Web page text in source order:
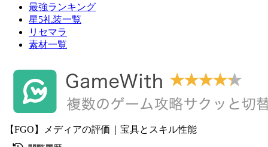
最強ランキング
星5礼装一覧
リセマラ
素材一覧
【FGO】メディアの評価｜宝具とスキル性能